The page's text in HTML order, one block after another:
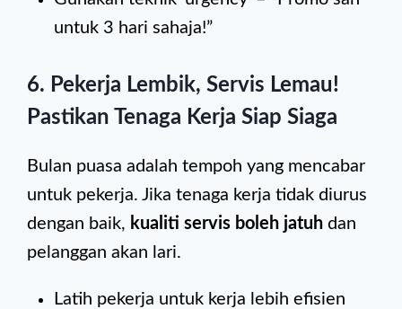
untuk 3 hari sahaja!”
6. Pekerja Lembik, Servis Lemau!
Pastikan Tenaga Kerja Siap Siaga
Bulan puasa adalah tempoh yang mencabar
untuk pekerja. Jika tenaga kerja tidak diurus
dengan baik, kualiti servis boleh jatuh dan
pelanggan akan lari.
Latih pekerja untuk kerja lebih efisien